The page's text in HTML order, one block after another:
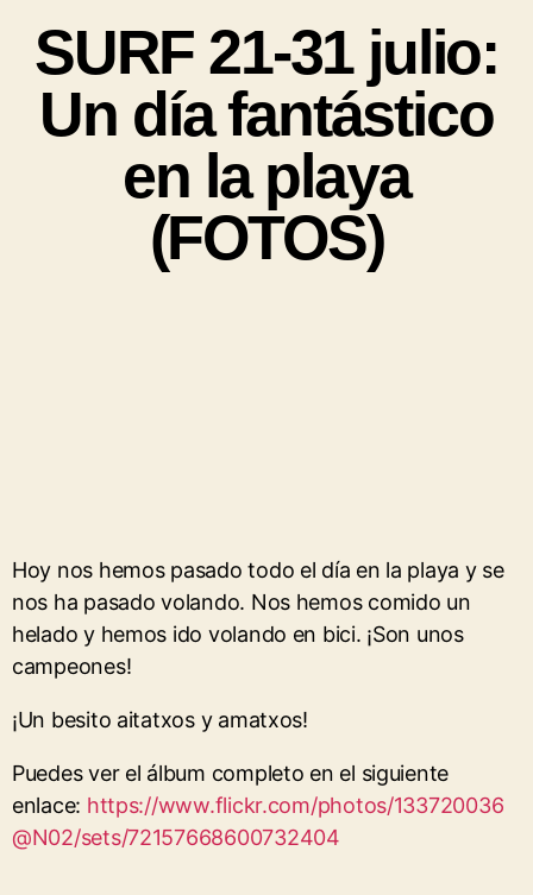
SURF 21-31 julio:
Un día fantástico
en la playa
(FOTOS)
Hoy nos hemos pasado todo el día en la playa y se
nos ha pasado volando. Nos hemos comido un
helado y hemos ido volando en bici. ¡Son unos
campeones!
¡Un besito aitatxos y amatxos!
Puedes ver el álbum completo en el siguiente
enlace: https://www.flickr.com/photos/133720036
@N02/sets/72157668600732404